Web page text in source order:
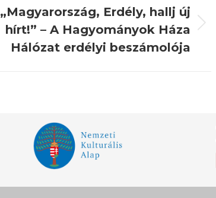
„Magyarország, Erdély, hallj új
hírt!” – A Hagyományok Háza
Hálózat erdélyi beszámolója